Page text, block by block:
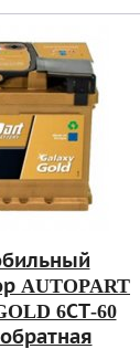
AUTOPART
6СТ-60